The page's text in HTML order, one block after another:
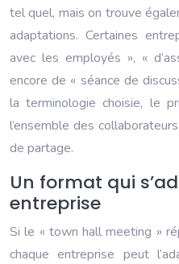
tel quel, mais on trouve
adaptations. Certaines
avec les employés », «
encore de « séance de
la terminologie choisie, le
l’ensemble des
de partage.
Un format qui
entreprise
Si le « town hall meeting »
chaque entreprise peut